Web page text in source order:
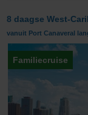
8 daagse West-
vanuit Port Canaveral
Familiecruise